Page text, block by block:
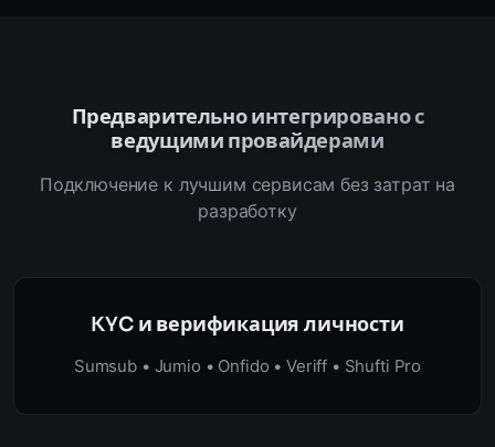
Предварительно интегрировано с
ведущими провайдерами
Подключение к лучшим сервисам без затрат на
разработку
KYC и верификация личности
Sumsub • Jumio • Onfido • Veriff • Shufti Pro